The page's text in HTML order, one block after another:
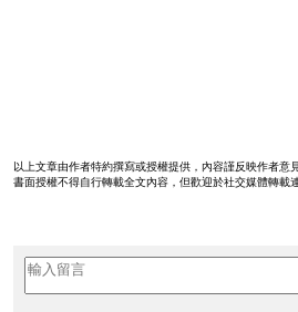
以上文章由作者特約撰寫或授權提供，內容謹反映作者意
書面授權不得自行轉載全文內容，但歡迎於社交媒體轉載連